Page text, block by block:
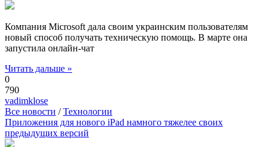
Компания Microsoft дала своим украинским пользователям
новый способ получать техническую помощь. В марте она
запустила онлайн-чат
Читать дальше »
0
790
vadimklose
Все новости /Технологии
Приложения для нового iPad намного тяжелее своих
предыдущих версий